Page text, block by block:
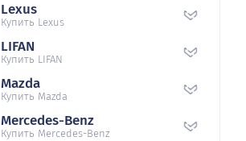
Lexus
Купить Lexus
LIFAN
Купить LIFAN
Mazda
Купить Mazda
Mercedes-Benz
Купить Mercedes-Benz